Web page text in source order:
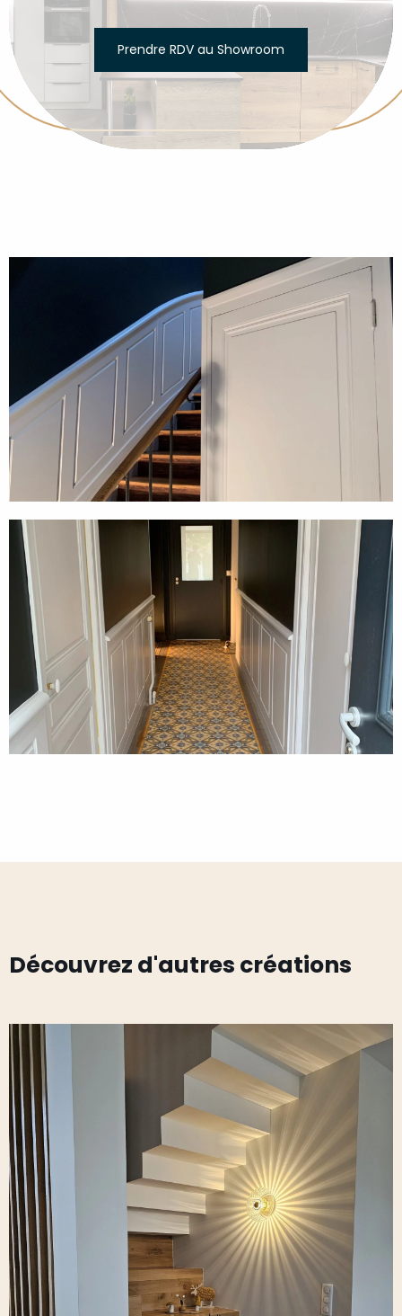
Prendre RDV au Showroom
Découvrez d'autres créations